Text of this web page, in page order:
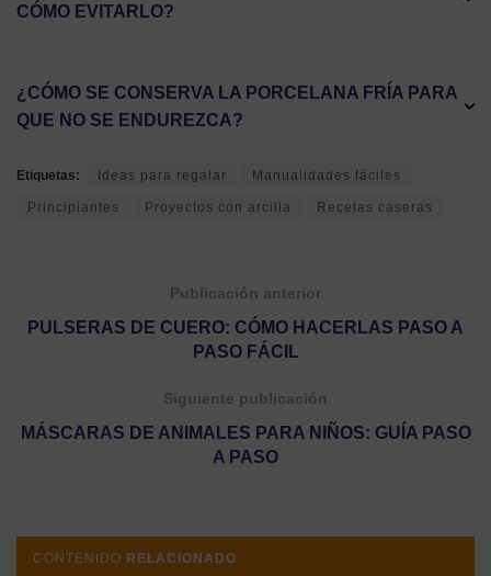
CÓMO EVITARLO?
¿CÓMO SE CONSERVA LA PORCELANA FRÍA PARA
QUE NO SE ENDUREZCA?
Etiquetas: Ideas para regalar Manualidades fáciles
Principiantes Proyectos con arcilla Recetas caseras
Publicación anterior
PULSERAS DE CUERO: CÓMO HACERLAS PASO A
PASO FÁCIL
Siguiente publicación
MÁSCARAS DE ANIMALES PARA NIÑOS: GUÍA PASO
A PASO
CONTENIDO RELACIONADO